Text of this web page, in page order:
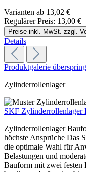
Varianten ab 13,02 €
Regulärer Preis: 13,00 €
Preise inkl. MwSt. zzgl.
Details
Produktgalerie
Zylinderrollenlager
SKF Zylinderrollenlager
Zylinderrollenlager
höchste Ansprüche Das
die optimale Wahl für
Belastungen und
Bauform mit zwei festen